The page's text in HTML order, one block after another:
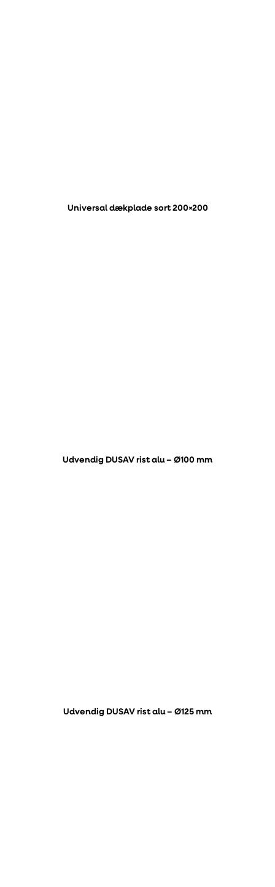
Universal dækplade sort 200×200
Udvendig DUSAV rist alu – Ø100 mm
Udvendig DUSAV rist alu – Ø125 mm